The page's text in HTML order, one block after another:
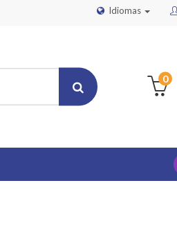
Idiomas
0